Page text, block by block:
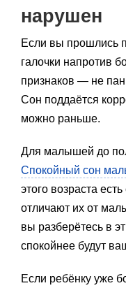
нарушен
Если вы прошлись
галочки напротив
признаков — не
Сон поддаётся
можно раньше.
Для малышей до
Спокойный сон
этого возраста
отличают их от
вы разберётесь в
спокойнее будут
Если ребёнку уже